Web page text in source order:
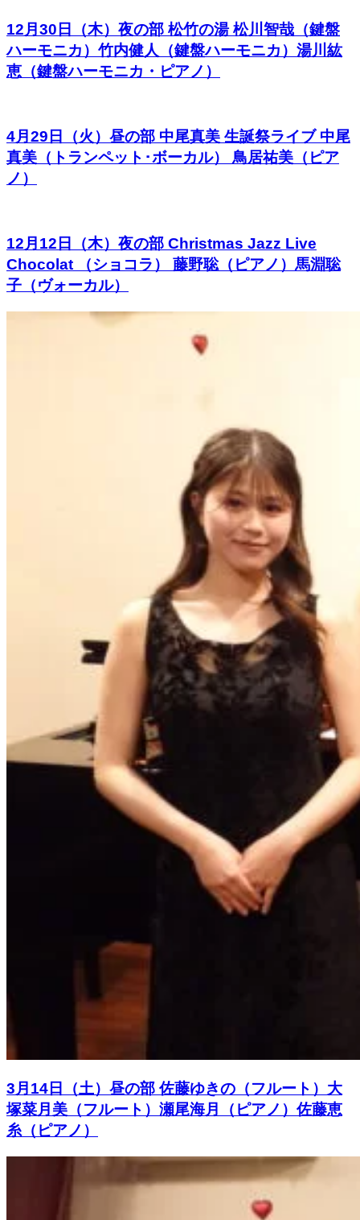
12月30日（木）夜の部 松竹の湯 松川智哉（鍵盤
ハーモニカ）竹内健人（鍵盤ハーモニカ）湯川紘
恵（鍵盤ハーモニカ・ピアノ）
4月29日（火）昼の部 中尾真美 生誕祭ライブ 中尾
真美（トランペット･ボーカル） 鳥居祐美（ピア
ノ）
12月12日（木）夜の部 Christmas Jazz Live
Chocolat （ショコラ） 藤野聡（ピアノ）馬淵聡
子（ヴォーカル）
3月14日（土）昼の部 佐藤ゆきの（フルート）大
塚菜月美（フルート）瀬尾海月（ピアノ）佐藤恵
糸（ピアノ）